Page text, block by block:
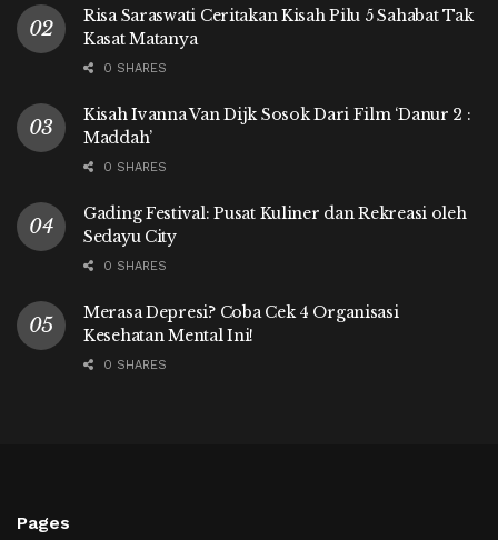
Risa Saraswati Ceritakan Kisah Pilu 5 Sahabat Tak
Kasat Matanya
0 SHARES
Kisah Ivanna Van Dijk Sosok Dari Film ‘Danur 2 :
Maddah’
0 SHARES
Gading Festival: Pusat Kuliner dan Rekreasi oleh
Sedayu City
0 SHARES
Merasa Depresi? Coba Cek 4 Organisasi
Kesehatan Mental Ini!
0 SHARES
Pages